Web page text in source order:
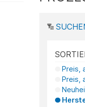
Preis,
Preis,